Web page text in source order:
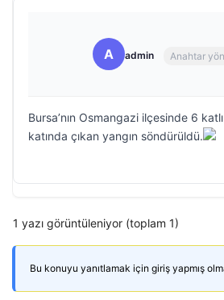
A admin Anahtar
Bursa’nın Osmangazi ilçesinde 6
katında çıkan yangın söndürüldü.
1 yazı görüntüleniyor (toplam 1)
Bu konuyu yanıtlamak için giriş yapmış